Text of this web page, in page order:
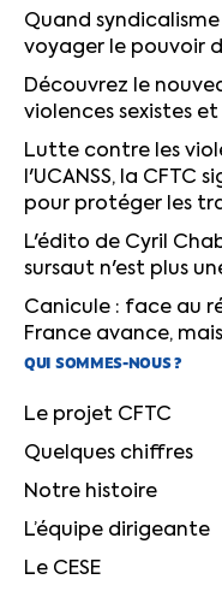
Quand
voyager le pouvoir
Découvrez le
violences sexistes et
Lutte contre les
l'UCANSS, la CFTC
pour protéger les
L'édito de Cyril
sursaut n'est plus
Canicule : face au
France avance,
QUI SOMMES-NOUS ?
Le projet CFTC
Quelques chiffres
Notre histoire
L’équipe dirigeante
Le CESE